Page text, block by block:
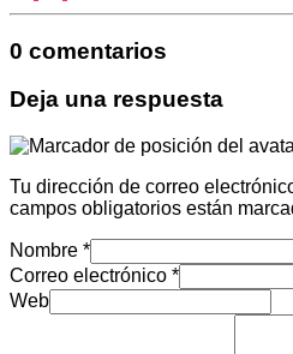
0 comentarios
Deja una respuesta
Tu dirección de correo
campos obligatorios están
Nombre *
Correo electrónico *
Web